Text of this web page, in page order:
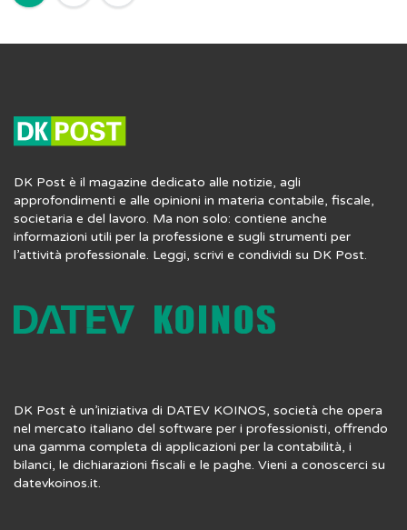
DK Post è il magazine dedicato alle notizie, agli
approfondimenti e alle opinioni in materia contabile, fiscale,
societaria e del lavoro. Ma non solo: contiene anche
informazioni utili per la professione e sugli strumenti per
l’attività professionale. Leggi, scrivi e condividi su DK Post.
DK Post è un’iniziativa di DATEV KOINOS, società che opera
nel mercato italiano del software per i professionisti, offrendo
una gamma completa di applicazioni per la contabilità, i
bilanci, le dichiarazioni fiscali e le paghe. Vieni a conoscerci su
datevkoinos.it.